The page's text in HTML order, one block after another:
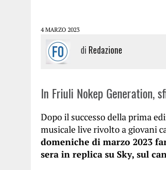
4 MARZO 2023
di Redazione
In Friuli Nokep Generation,
Dopo il successo della prima
musicale live rivolto a giovani
domeniche di marzo 2023
sera in replica su Sky, sul